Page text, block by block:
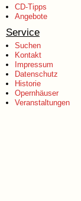
CD-Tipps
Angebote
Service
Suchen
Kontakt
Impressum
Datenschutz
Historie
Opernhäuser
Veranstaltungen